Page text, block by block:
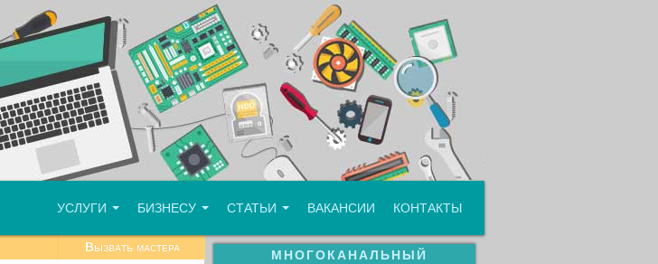
УСЛУГИ БИЗНЕСУ СТАТЬИ ВАКАНСИИ КОНТАКТЫ
Вызвать мастера
МНОГОКАНАЛЬНЫЙ